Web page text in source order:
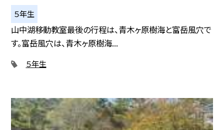
５年生
山中湖移動教室最後の行程は、青木ヶ原樹海と富岳風穴で
す。富岳風穴は、青木ヶ原樹海...
５年生